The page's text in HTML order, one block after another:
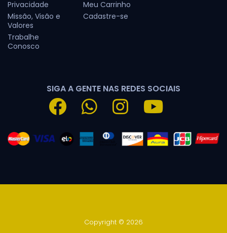
Privacidade
Missão, Visão e
Valores
Trabalhe
Conosco
Meu Carrinho
Cadastre-se
SIGA A GENTE NAS REDES SOCIAIS
Copyright © 2026